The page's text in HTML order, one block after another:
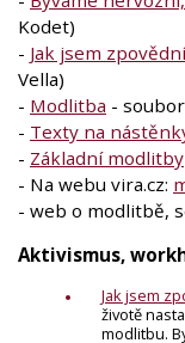
Kodet)
- Jak jsem
Vella)
- Modlitba -
- Texty na
- Základní modlitby
- Na webu vira.cz:
- web o modlitbě,
Aktivismus,
Jak jsem
životě
modlitbu.